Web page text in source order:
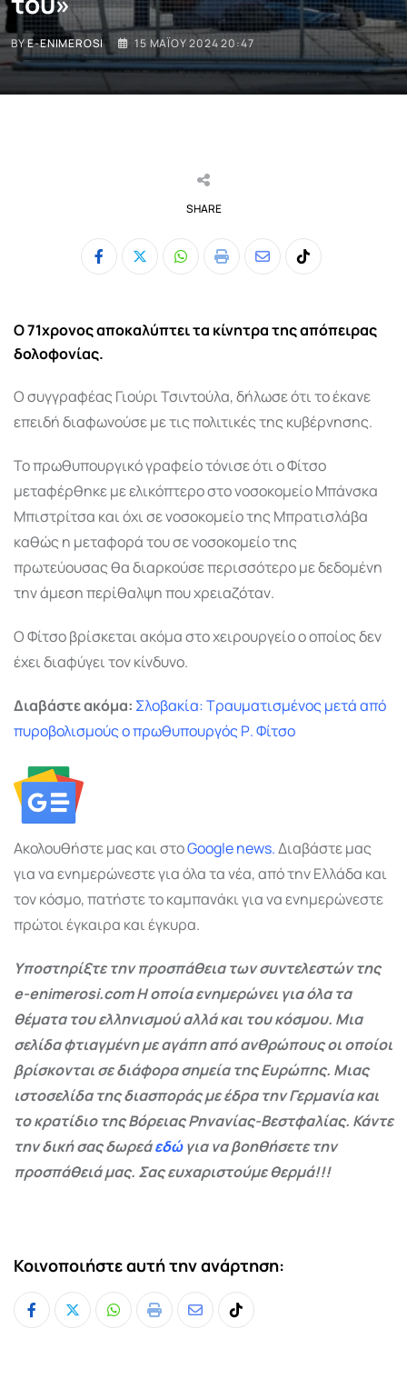
BYE-ENIMEROSI 15 ΜΑΪ́ΟΥ 2024 20:47
SHARE
Whatsapp
Print
ShareTiktok
Ο 71χρονος αποκαλύπτει τα κίνητρα της απόπειρας
δολοφονίας.
Ο συγγραφέας Γιούρι Τσιντούλα, δήλωσε ότι το έκανε
επειδή διαφωνούσε με τις πολιτικές της κυβέρνησης.
Το πρωθυπουργικό γραφείο τόνισε ότι ο Φίτσο
μεταφέρθηκε με ελικόπτερο στο νοσοκομείο Μπάνσκα
Μπιστρίτσα και όχι σε νοσοκομείο της Μπρατισλάβα
καθώς η μεταφορά του σε νοσοκομείο της
πρωτεύουσας θα διαρκούσε περισσότερο με δεδομένη
την άμεση περίθαλψη που χρειαζόταν.
Ο Φίτσο βρίσκεται ακόμα στο χειρουργείο ο οποίος δεν
έχει διαφύγει τον κίνδυνο.
Διαβάστε ακόμα: Σλοβακία: Τραυματισμένος μετά από
πυροβολισμούς ο πρωθυπουργός Ρ. Φίτσο
Ακολουθήστε μας και στοGooglenews.Διαβάστε μας
για να ενημερώνεστε για όλα τα νέα, από την Ελλάδα και
τον κόσμο, πατήστε το καμπανάκι για να ενημερώνεστε
πρώτοι έγκαιρα και έγκυρα.
Υποστηρίξτε την προσπάθεια των συντελεστών της
e-enimerosi.com Η οποία ενημερώνει για όλα τα
θέματα του ελληνισμού αλλά και του κόσμου. Μια
σελίδα φτιαγμένη με αγάπη από ανθρώπους οι οποίοι
βρίσκονται σε διάφορα σημεία της Ευρώπης. Μιας
ιστοσελίδα της διασποράς με έδρα την Γερμανία και
το κρατίδιο της Βόρειας Ρηνανίας-Βεστφαλίας. Κάντε
την δική σας δωρεάεδώγια να βοηθήσετε την
προσπάθειά μας. Σας ευχαριστούμε θερμά!!!
Κοινοποιήστε αυτή την ανάρτηση:
Whatsapp
Print
ShareTiktok